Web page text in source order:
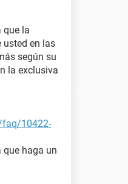
que la
usted en las
según su
la exclusiva
10422-
que haga un